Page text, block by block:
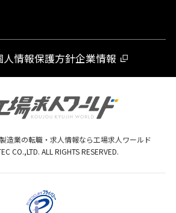
人情報保護方針企業情報
造業の転職・求人情報なら工場求人ワールド
CO.,LTD. ALL RIGHTS RESERVED.